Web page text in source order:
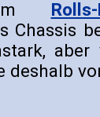
Chassis
deshalb